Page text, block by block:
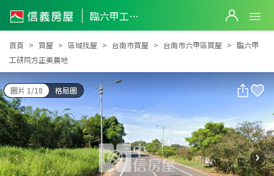
臨六甲工研院方正美農地
臨六甲工研院方正美農地
首頁 買屋 區域找屋 台南市買屋 台南市六甲區買屋
臨六甲
工研院方正美農地
圖片 1/18 格局圖